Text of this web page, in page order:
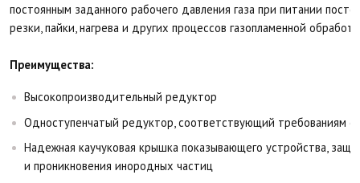
постоянным заданного рабочего давления газа при питании
резки, пайки, нагрева и других процессов газопламенной
Преимущества:
Высокопроизводительный редуктор
Одноступенчатый редуктор, соответствующий требованиям
Надежная каучуковая крышка показывающего устройства,
и проникновения инородных частиц